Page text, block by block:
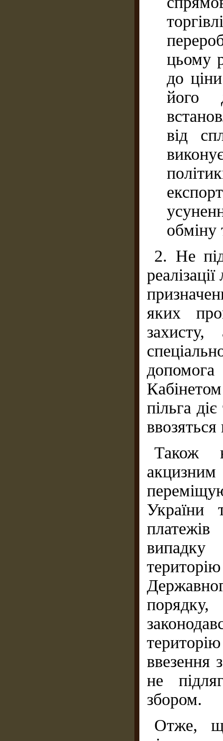
цьому
до
його
від
обміну
2. Не
яких
захисту,
пільга
Також
України
випадку
ввезення
не
збором.
Отже,